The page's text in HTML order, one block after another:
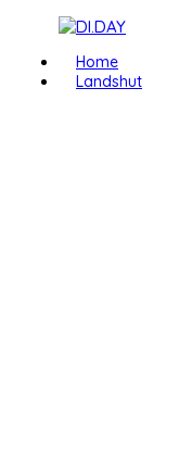
Home
Landshut